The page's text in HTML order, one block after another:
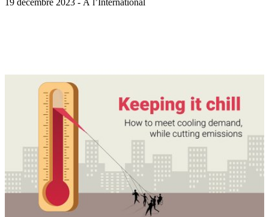
19 décembre 2023 - À l’International